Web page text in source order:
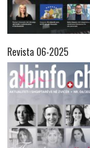
Revista 06-2025